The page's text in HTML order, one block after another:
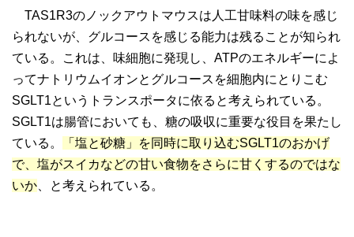
TAS1R3のノックアウトマウスは人工甘味料の味を感じ
られないが、グルコースを感じる能力は残ることが知られ
ている。これは、味細胞に発現し、ATPのエネルギーによ
ってナトリウムイオンとグルコースを細胞内にとりこむ
SGLT1というトランスポータに依ると考えられている。
SGLT1は腸管においても、糖の吸収に重要な役目を果たし
ている。
「塩と砂糖」を同時に取り込むSGLT1のおかげ
で、塩がスイカなどの甘い食物をさらに甘くするのではな
いか 、と考えられている。